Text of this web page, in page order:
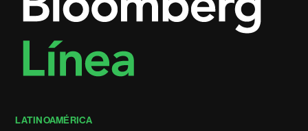
LATINOAMÉRICA